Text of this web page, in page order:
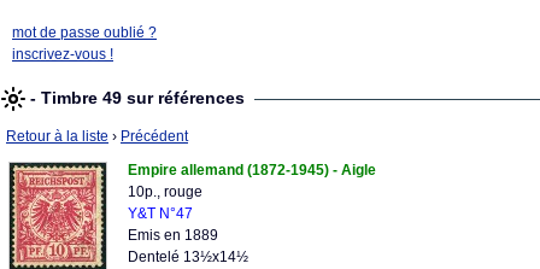
mot de passe oublié ?
inscrivez-vous !
- Timbre 49 sur références
Retour à la liste › Précédent
Empire allemand (1872-1945) - Aigle
10p., rouge
Y&T N°47
Emis en 1889
Dentelé 13½x14½